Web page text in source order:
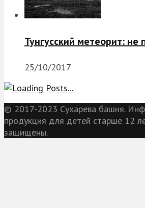
Тунгусский метеорит: не
25/10/2017
© 2017-2023 Сухарева башня.
продукция для детей старше 12
защищены.